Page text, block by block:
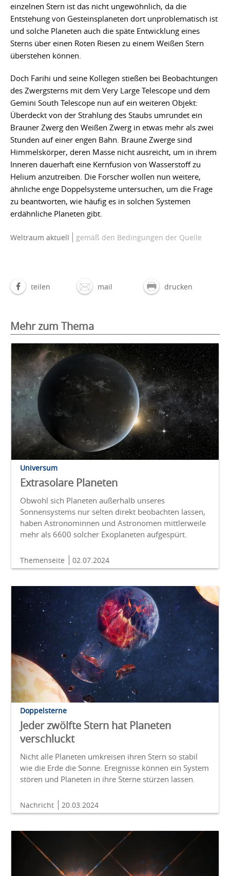
einzelnen Stern ist das nicht ungewöhnlich, da die
Entstehung von Gesteinsplaneten dort unproblematisch ist
und solche Planeten auch die späte Entwicklung eines
Sterns über einen Roten Riesen zu einem Weißen Stern
überstehen können.
Doch Farihi und seine Kollegen stießen bei Beobachtungen
des Zwergsterns mit dem Very Large Telescope und dem
Gemini South Telescope nun auf ein weiteren Objekt:
Überdeckt von der Strahlung des Staubs umrundet ein
Brauner Zwerg den Weißen Zwerg in etwas mehr als zwei
Stunden auf einer engen Bahn. Braune Zwerge sind
Himmelskörper, deren Masse nicht ausreicht, um in ihrem
Inneren dauerhaft eine Kernfusion von Wasserstoff zu
Helium anzutreiben. Die Forscher wollen nun weitere,
ähnliche enge Doppelsysteme untersuchen, um die Frage
zu beantworten, wie häufig es in solchen Systemen
erdähnliche Planeten gibt.
Weltraum aktuell gemäß den Bedingungen der Quelle
teilen mail drucken
Mehr zum Thema
Universum
Extrasolare Planeten
Obwohl sich Planeten außerhalb unseres
Sonnensystems nur selten direkt beobachten lassen,
haben Astronominnen und Astronomen mittlerweile
mehr als 6600 solcher Exoplaneten aufgespürt.
Themenseite 02.07.2024
Doppelsterne
Jeder zwölfte Stern hat Planeten
verschluckt
Nicht alle Planeten umkreisen ihren Stern so stabil
wie die Erde die Sonne. Ereignisse können ein System
stören und Planeten in ihre Sterne stürzen lassen.
Nachricht 20.03.2024